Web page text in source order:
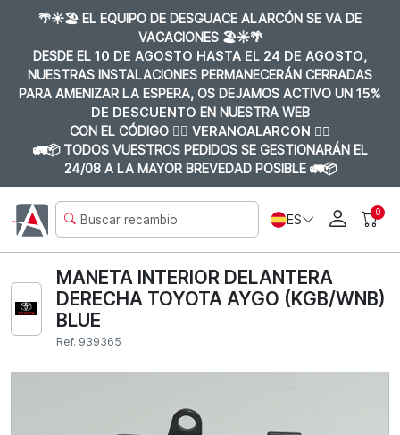
🌴☀️🏖️ EL EQUIPO DE DESGUACE ALARCÓN SE VA DE
VACACIONES 🏖️☀️🌴
DESDE EL 10 DE AGOSTO HASTA EL 24 DE AGOSTO,
NUESTRAS INSTALACIONES PERMANECERÁN CERRADAS
PARA AMENIZAR LA ESPERA, OS DEJAMOS ACTIVO UN 15%
DE DESCUENTO EN NUESTRA WEB
CON EL CÓDIGO 👉🏼 VERANOALARCON 👈🏼
🚛📦 TODOS VUESTROS PEDIDOS SE GESTIONARÁN EL
24/08 A LA MAYOR BREVEDAD POSIBLE 🚛📦
ES 0
MANETA INTERIOR DELANTERA
DERECHA TOYOTA AYGO (KGB/WNB)
BLUE
Ref. 939365